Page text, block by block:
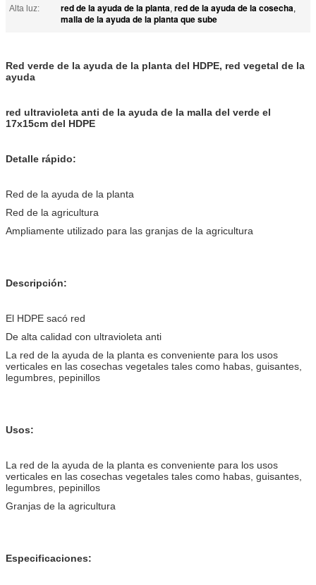
Alta luz:
red de la ayuda de la planta, red de la ayuda de la cosecha,
malla de la ayuda de la planta que sube
Red verde de la ayuda de la planta del HDPE, red vegetal de la
ayuda
red ultravioleta anti de la ayuda de la malla del verde el
17x15cm del HDPE
Detalle rápido:
Red de la ayuda de la planta
Red de la agricultura
Ampliamente utilizado para las granjas de la agricultura
Descripción:
El HDPE sacó red
De alta calidad con ultravioleta anti
La red de la ayuda de la planta es conveniente para los usos
verticales en las cosechas vegetales tales como habas, guisantes,
legumbres, pepinillos
Usos:
La red de la ayuda de la planta es conveniente para los usos
verticales en las cosechas vegetales tales como habas, guisantes,
legumbres, pepinillos
Granjas de la agricultura
Especificaciones: